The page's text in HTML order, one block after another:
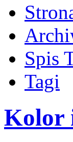
Spis
Tagi
Kolor